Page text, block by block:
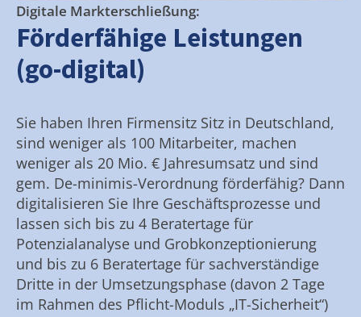
Digitale Markterschließung:
Förderfähige Leistungen
(go-digital)
Sie haben Ihren Firmensitz Sitz in Deutschland,
sind weniger als 100 Mitarbeiter, machen
weniger als 20 Mio. € Jahresumsatz und sind
gem. De-minimis-Verordnung förderfähig? Dann
digitalisieren Sie Ihre Geschäftsprozesse und
lassen sich bis zu 4 Beratertage für
Potenzialanalyse und Grobkonzeptionierung
und bis zu 6 Beratertage für sachverständige
Dritte in der Umsetzungsphase (davon 2 Tage
im Rahmen des Pflicht-Moduls „IT-Sicherheit“)